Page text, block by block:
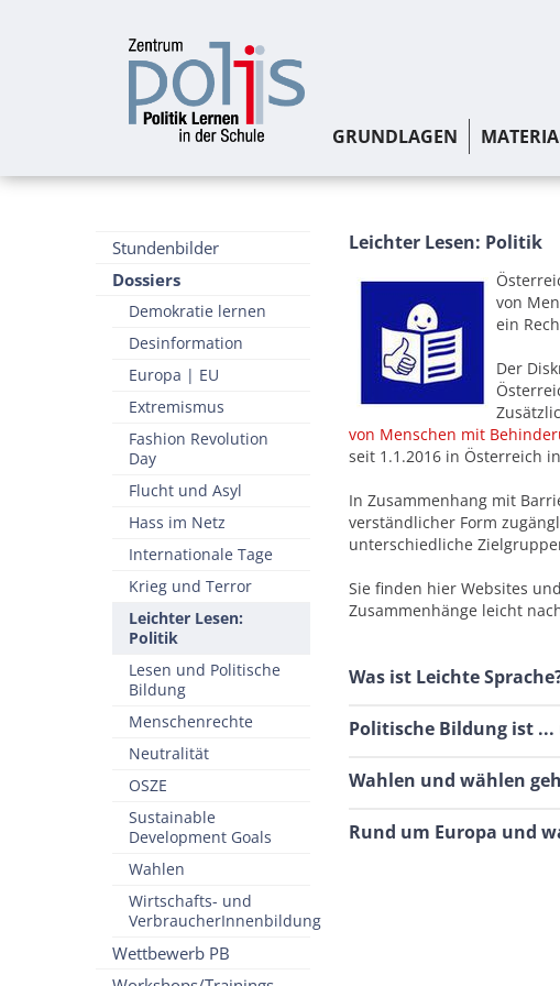
GRUNDLAGEN
Stundenbilder
Dossiers
Demokratie lernen
Desinformation
Europa | EU
Extremismus
Fashion Revolution
Day
Flucht und Asyl
Hass im Netz
Internationale Tage
Krieg und Terror
Leichter Lesen:
Politik
Lesen und Politische
Bildung
Menschenrechte
Neutralität
OSZE
Sustainable
Development Goals
Wahlen
Wirtschafts- und
VerbraucherInnenbildung
Wettbewerb PB
Leichter Lesen: Politik
von
ein
Der
von Menschen mit
seit 1.1.2016 in Österreich
In Zusammenhang mit
verständlicher Form
unterschiedliche
Sie finden hier Websites
Zusammenhänge leicht
Was ist Leichte
Politische Bildung ist
Wahlen und wählen
Rund um Europa und